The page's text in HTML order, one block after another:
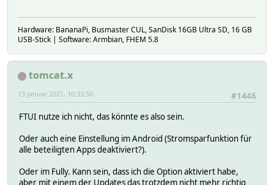
Hardware: BananaPi, Busmaster CUL, SanDisk 16GB Ultra SD, 16 GB
USB-Stick | Software: Armbian, FHEM 5.8
tomcat.x
#1446
13 Januar 2021, 10:33:50
FTUI nutze ich nicht, das könnte es also sein.
Oder auch eine Einstellung im Android (Stromsparfunktion für
alle beteiligten Apps deaktiviert?).
Oder im Fully. Kann sein, dass ich die Option aktiviert habe,
aber mit einem der Updates das trotzdem nicht mehr richtig